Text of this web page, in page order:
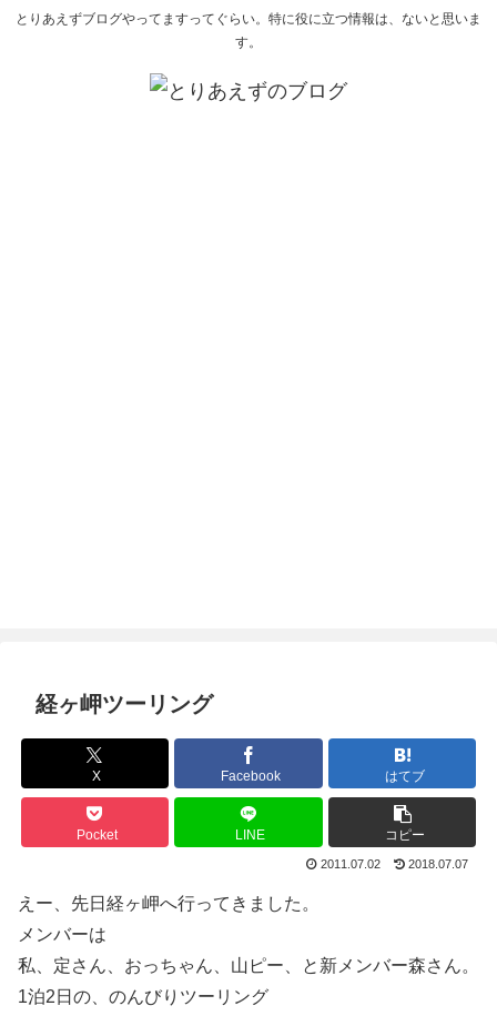
とりあえずブログやってますってぐらい。特に役に立つ情報は、ないと思いま
す。
経ヶ岬ツーリング
X Facebook はてブ
Pocket LINE コピー
2011.07.02 2018.07.07
えー、先日経ヶ岬へ行ってきました。
メンバーは
私、定さん、おっちゃん、山ピー、と新メンバー森さん。
1泊2日の、のんびりツーリング